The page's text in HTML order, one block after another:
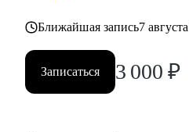
Ближайшая запись7
Записаться 3 000 ₽